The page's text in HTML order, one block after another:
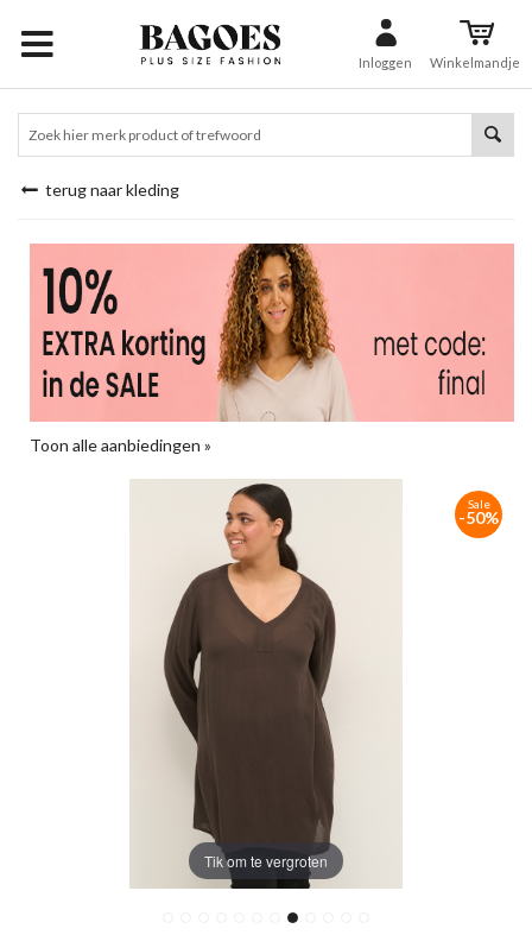
Inloggen Winkelmandje
terug naar kleding
Toon alle aanbiedingen »
Tik om te vergroten
Sale
-50%